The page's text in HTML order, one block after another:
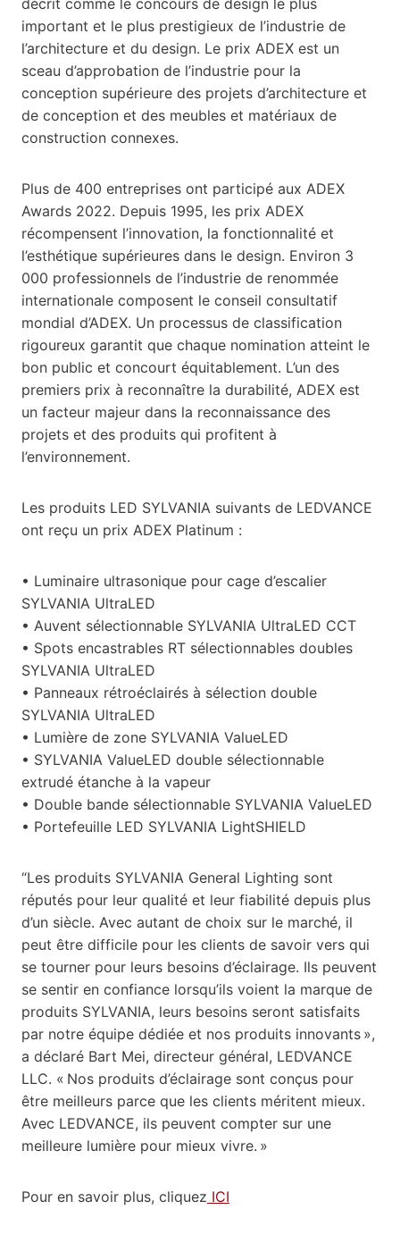
important et le plus prestigieux de l’industrie de
l’architecture et du design. Le prix ADEX est un
sceau d’approbation de l’industrie pour la
conception supérieure des projets d’architecture et
de conception et des meubles et matériaux de
construction connexes.
Plus de 400 entreprises ont participé aux ADEX
Awards 2022. Depuis 1995, les prix ADEX
récompensent l’innovation, la fonctionnalité et
l’esthétique supérieures dans le design. Environ 3
000 professionnels de l’industrie de renommée
internationale composent le conseil consultatif
mondial d’ADEX. Un processus de classification
rigoureux garantit que chaque nomination atteint le
bon public et concourt équitablement. L’un des
premiers prix à reconnaître la durabilité, ADEX est
un facteur majeur dans la reconnaissance des
projets et des produits qui profitent à
l’environnement.
Les produits LED SYLVANIA suivants de LEDVANCE
ont reçu un prix ADEX Platinum :
• Luminaire ultrasonique pour cage d’escalier
SYLVANIA UltraLED
• Auvent sélectionnable SYLVANIA UltraLED CCT
• Spots encastrables RT sélectionnables doubles
SYLVANIA UltraLED
• Panneaux rétroéclairés à sélection double
SYLVANIA UltraLED
• Lumière de zone SYLVANIA ValueLED
• SYLVANIA ValueLED double sélectionnable
extrudé étanche à la vapeur
• Double bande sélectionnable SYLVANIA ValueLED
• Portefeuille LED SYLVANIA LightSHIELD
“Les produits SYLVANIA General Lighting sont
réputés pour leur qualité et leur fiabilité depuis plus
d’un siècle. Avec autant de choix sur le marché, il
peut être difficile pour les clients de savoir vers qui
se tourner pour leurs besoins d’éclairage. Ils peuvent
se sentir en confiance lorsqu’ils voient la marque de
produits SYLVANIA, leurs besoins seront satisfaits
par notre équipe dédiée et nos produits innovants »,
a déclaré Bart Mei, directeur général, LEDVANCE
LLC. « Nos produits d’éclairage sont conçus pour
être meilleurs parce que les clients méritent mieux.
Avec LEDVANCE, ils peuvent compter sur une
meilleure lumière pour mieux vivre. »
Pour en savoir plus, cliquez ICI